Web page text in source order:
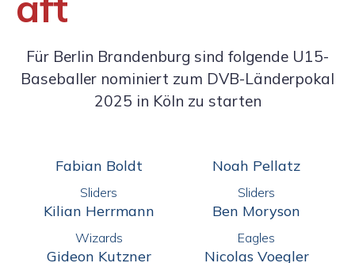
Für Berlin Brandenburg sind folgende U15-
Baseballer nominiert zum DVB-Länderpokal
2025 in Köln zu starten
Fabian Boldt
Sliders
Noah Pellatz
Sliders
Kilian Herrmann
Wizards
Ben Moryson
Eagles
Gideon Kutzner Nicolas Voegler